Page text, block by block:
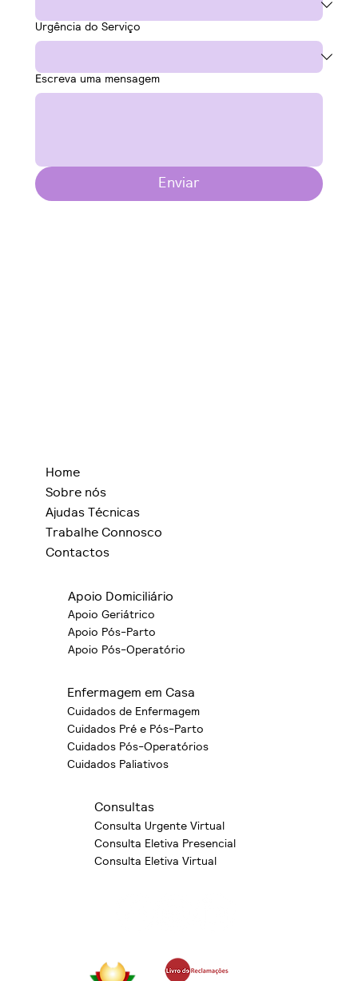
Urgência do Serviço
Escreva uma mensagem
Enviar
Home
Sobre nós
Ajudas Técnicas
Trabalhe Connosco
Contactos
Apoio Domiciliário
Apoio Geriátrico
Apoio Pós-Parto
Apoio Pós-Operatório
Enfermagem em Casa
Cuidados de Enfermagem
Cuidados Pré e Pós-Parto
Cuidados Pós-Operatórios
Cuidados Paliativos
Consultas
Consulta Urgente Virtual
Consulta Eletiva Presencial
Consulta Eletiva Virtual